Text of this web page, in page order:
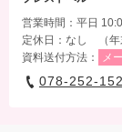
営業時間：平日
定休日：なし （年
資料送付方法：
メ
078-252-